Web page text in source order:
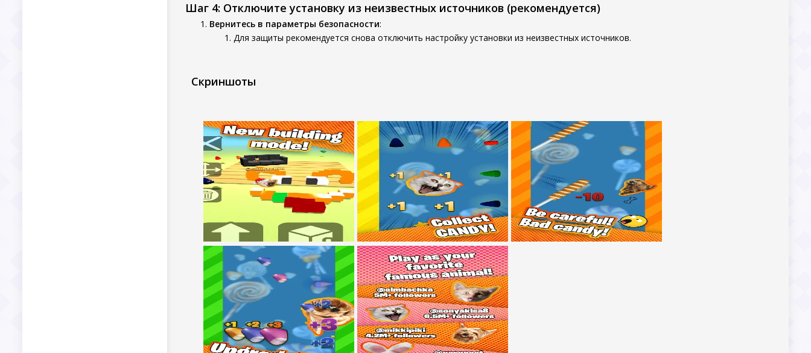
Шаг 4: Отключите установку из неизвестных источников (рекомендуется)
Вернитесь в параметры безопасности:
Для защиты рекомендуется снова отключить настройку установки из неизвестных источников.
Скриншоты